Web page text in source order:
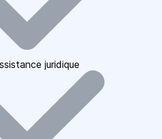
juridique